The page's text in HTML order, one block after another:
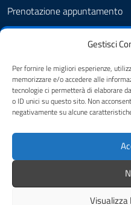
Gestisci
Per fornire le migliori esperienze,
memorizzare e/o accedere alle
tecnologie ci permetterà di elaborare
o ID unici su questo sito. Non
negativamente su alcune
Prenotazione appuntamento
Richiesta assistenza
Amministrazione trasparente
Informativa privacy
Cookie Policy (UE)
Feedback